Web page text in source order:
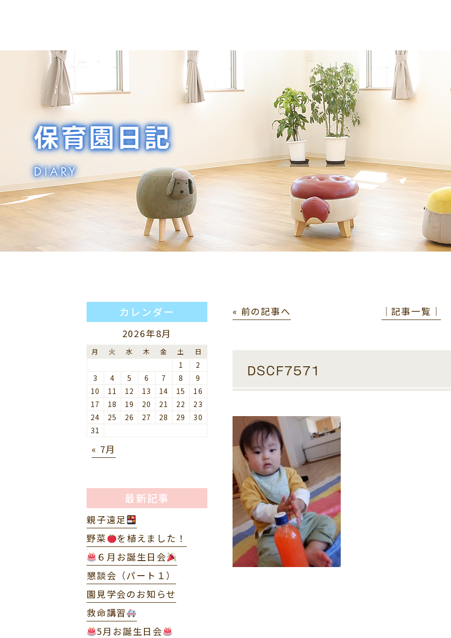
保育園日記
DIARY
« 前の記事へ │記事一覧│
DSCF7571
カレンダー
2026年8月
月 火 水 木 金 土 日
1
2
3
4 5 6 7 8
9
10
11 12 13 14 15
16
17
18 19 20 21 22
23
24
25 26 27 28 29
30
31
« 7月
最新記事
親子遠足
野菜
を植えました！
６月お誕生日会
懇談会（パート１）
園見学会のお知らせ
救命講習
5月お誕生日会